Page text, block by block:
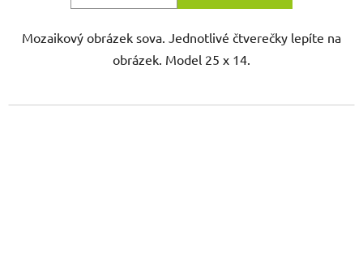
Mozaikový obrázek sova. Jednotlivé čtverečky lepíte na
obrázek. Model 25 x 14.